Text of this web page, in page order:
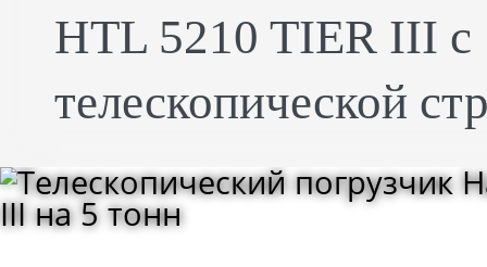
HTL 5210 TIER III с
телескопической